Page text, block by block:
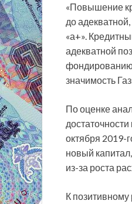
«Повышение
до
«а+».
адекватной
значимость
По оценке
октября 2019-
новый
из-за роста
К